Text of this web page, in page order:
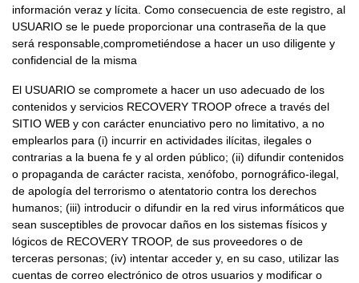
información veraz y lícita. Como consecuencia de este registro, al
USUARIO se le puede proporcionar una contraseña de la que
será responsable,comprometiéndose a hacer un uso diligente y
confidencial de la misma
El USUARIO se compromete a hacer un uso adecuado de los
contenidos y servicios RECOVERY TROOP ofrece a través del
SITIO WEB y con carácter enunciativo pero no limitativo, a no
emplearlos para (i) incurrir en actividades ilícitas, ilegales o
contrarias a la buena fe y al orden público; (ii) difundir contenidos
o propaganda de carácter racista, xenófobo, pornográfico-ilegal,
de apología del terrorismo o atentatorio contra los derechos
humanos; (iii) introducir o difundir en la red virus informáticos que
sean susceptibles de provocar daños en los sistemas físicos y
lógicos de RECOVERY TROOP, de sus proveedores o de
terceras personas; (iv) intentar acceder y, en su caso, utilizar las
cuentas de correo electrónico de otros usuarios y modificar o